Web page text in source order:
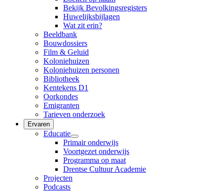
Bekijk Bevolkingsregisters
Huwelijksbijlagen
Wat zit erin?
Beeldbank
Bouwdossiers
Film & Geluid
Koloniehuizen
Koloniehuizen personen
Bibliotheek
Kentekens D1
Oorkondes
Emigranten
Tarieven onderzoek
Ervaren
Educatie
Primair onderwijs
Voortgezet onderwijs
Programma op maat
Drentse Cultuur Academie
Projecten
Podcasts